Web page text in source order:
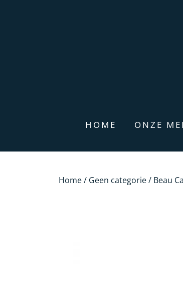
HOME ONZE
Home/ Geen categorie/ Beau